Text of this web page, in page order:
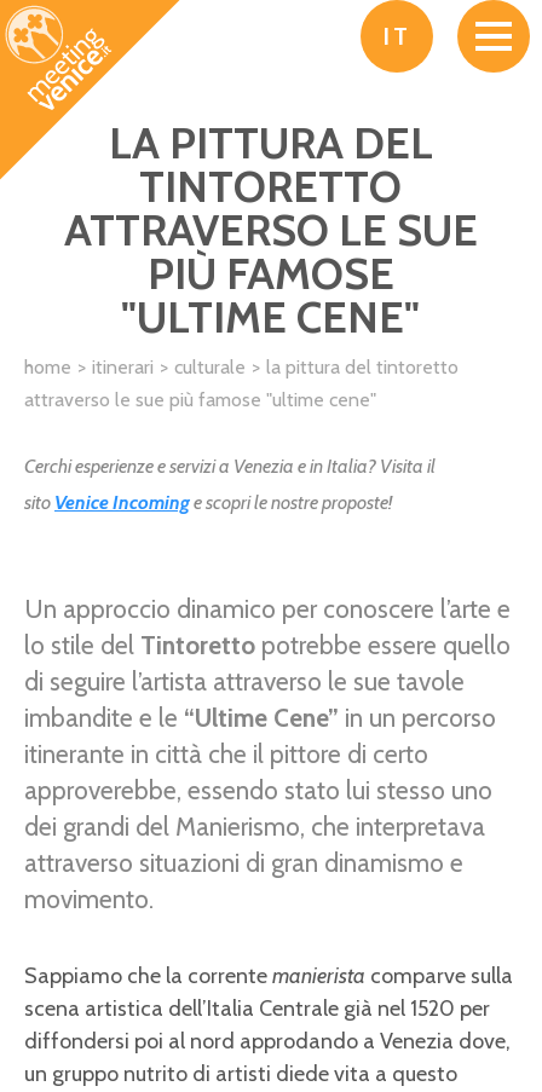
Salta al contenuto principale
IT
LA PITTURA DEL
TINTORETTO
ATTRAVERSO LE SUE
PIÙ FAMOSE
"ULTIME CENE"
home itinerari culturale
la pittura del tintoretto
attraverso le sue più famose "ultime cene"
Cerchi esperienze e servizi a Venezia e in Italia? Visita il
sito Venice Incominge scopri le nostre proposte!
Un approccio dinamico per conoscere l’arte e
lo stile del Tintoretto potrebbe essere quello
di seguire l’artista attraverso le sue tavole
imbandite e le “Ultime Cene” in un percorso
itinerante in città che il pittore di certo
approverebbe, essendo stato lui stesso uno
dei grandi del Manierismo, che interpretava
attraverso situazioni di gran dinamismo e
movimento.
Sappiamo che la correntemanierista comparve sulla
scena artistica dell’Italia Centrale già nel 1520 per
diffondersi poi al nord approdando a Venezia dove,
un gruppo nutrito di artisti diede vita a questo